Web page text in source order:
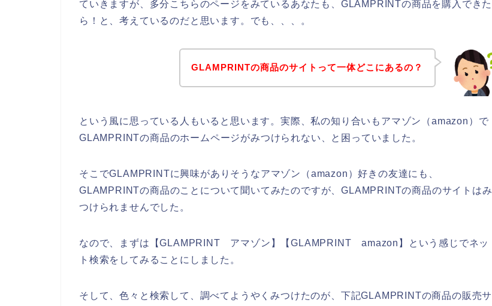
ていきますが、多分こちらのページをみているあなたも、GLAMPRINTの商品を購入できた
ら！と、考えているのだと思います。でも、、、。
GLAMPRINTの商品のサイトって一体どこにあるの？
という風に思っている人もいると思います。実際、私の知り合いもアマゾン（amazon）で
GLAMPRINTの商品のホームページがみつけられない、と困っていました。
そこでGLAMPRINTに興味がありそうなアマゾン（amazon）好きの友達にも、
GLAMPRINTの商品のことについて聞いてみたのですが、GLAMPRINTの商品のサイトはみ
つけられませんでした。
なので、まずは【GLAMPRINT アマゾン】【GLAMPRINT amazon】という感じでネッ
ト検索をしてみることにしました。
そして、色々と検索して、調べてようやくみつけたのが、下記GLAMPRINTの商品の販売サ